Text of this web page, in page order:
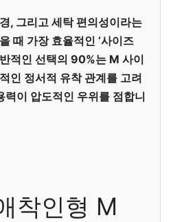
, 그리고 세탁 편의성이라는
때 가장 효율적인 ‘사이즈
적인 선택의 90%는 M 사이
인 정서적 유착 관계를 고려
력이 압도적인 우위를 점합니
착인형 M